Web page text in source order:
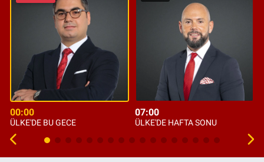
00:00
ÜLKE'DE BU GECE
07:00
ÜLKE'DE HAFTA SONU